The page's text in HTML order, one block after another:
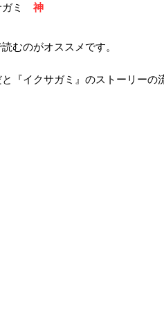
ガミ 神
むのがオススメです。
『イクサガミ』のストーリーの